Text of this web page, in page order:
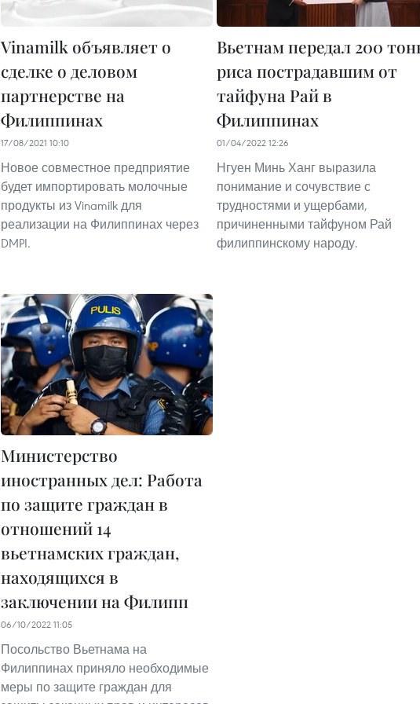
Vinamilk объявляет о
сделке о деловом
партнерстве на
Филиппинах
17/08/2021 10:10
Новое совместное предприятие
будет импортировать молочные
продукты из Vinamilk для
реализации на Филиппинах через
DMPI.
Вьетнам передал 200
риса пострадавшим от
тайфуна Рай в
Филиппинах
01/04/2022 12:26
Нгуен Минь Ханг выразила
понимание и сочувствие с
трудностями и ущербами,
причиненными тайфуном Рай
филиппинскому народу.
Министерство
иностранных дел: Работа
по защите граждан в
отношений 14
вьетнамских граждан,
находящихся в
заключении на Филипп
06/10/2022 11:05
Посольство Вьетнама на
Филиппинах приняло необходимые
меры по защите граждан для